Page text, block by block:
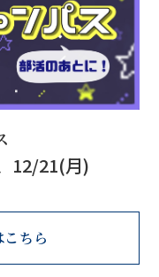
12/21(月)
ちら